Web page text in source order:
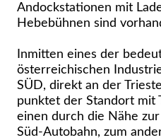
Andockstationen mit
Hebebühnen sind
Inmitten eines der
österreichischen
SÜD, direkt an der
punktet der Standort mit
einen durch die Nähe
Süd-Autobahn, zum